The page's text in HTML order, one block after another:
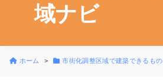
域ナビ
ホーム 市街化調整区域で建築できるもの